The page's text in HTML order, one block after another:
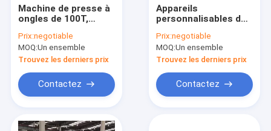
Machine de presse à
ongles de 100T,
aluminium
Prix:negotiable
MOQ:Un ensemble
Trouvez les derniers prix
Contactez
Appareils
personnalisables de
à coller automatique
600/914 mm
Prix:negotiable
MOQ:Un ensemble
Trouvez les derniers prix
Contactez